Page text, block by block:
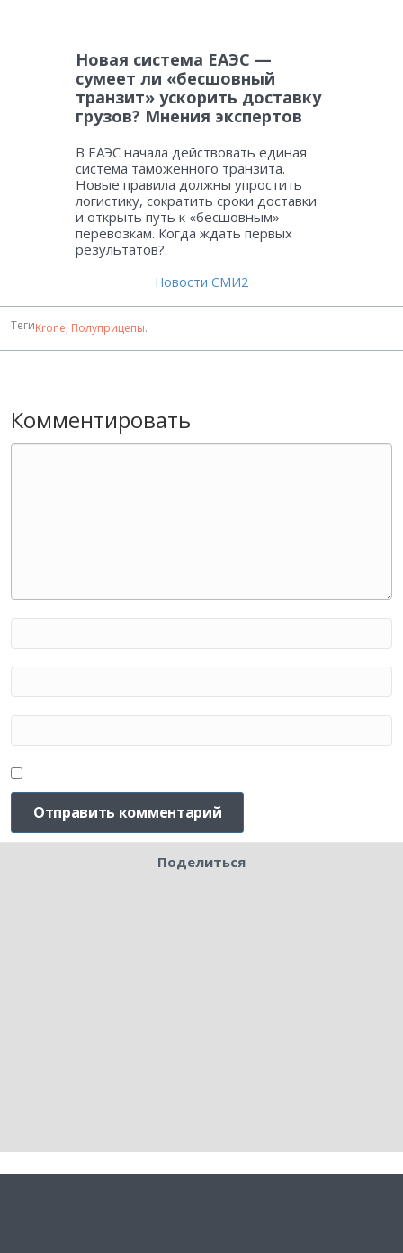
Новая система ЕАЭС —
сумеет ли «бесшовный
транзит» ускорить доставку
грузов? Мнения экспертов
В ЕАЭС начала действовать единая
система таможенного транзита.
Новые правила должны упростить
логистику, сократить сроки доставки
и открыть путь к «бесшовным»
перевозкам. Когда ждать первых
результатов?
Новости СМИ2
ТегиKrone, Полуприцепы.
Комментировать
Поделиться